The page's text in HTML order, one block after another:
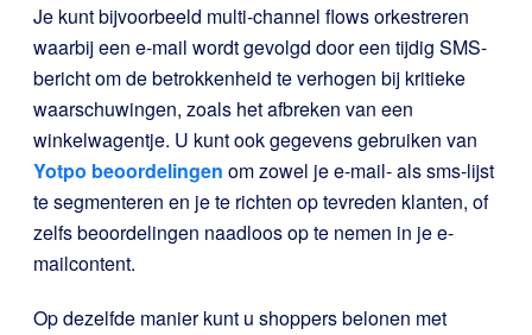
Je kunt bijvoorbeeld multi-channel flows orkestreren
waarbij een e-mail wordt gevolgd door een tijdig SMS-
bericht om de betrokkenheid te verhogen bij kritieke
waarschuwingen, zoals het afbreken van een
winkelwagentje. U kunt ook gegevens gebruiken van
Yotpo beoordelingen om zowel je e-mail- als sms-lijst
te segmenteren en je te richten op tevreden klanten, of
zelfs beoordelingen naadloos op te nemen in je e-
mailcontent.
Op dezelfde manier kunt u shoppers belonen met